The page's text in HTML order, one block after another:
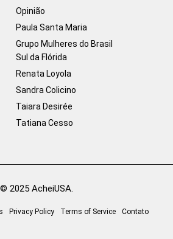
Opinião
Paula Santa Maria
Grupo Mulheres do Brasil
Sul da Flórida
Renata Loyola
Sandra Colicino
Taiara Desirée
Tatiana Cesso
© 2025 AcheiUSA.
Privacy Policy Terms of Service Contato